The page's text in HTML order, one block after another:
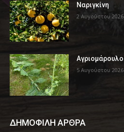
Ναριγκίνη
2 Αυγούστου 2026
Αγριομάρουλο
5 Αυγούστου 2026
ΔΗΜΟΦΙΛΗ ΑΡΘΡΑ